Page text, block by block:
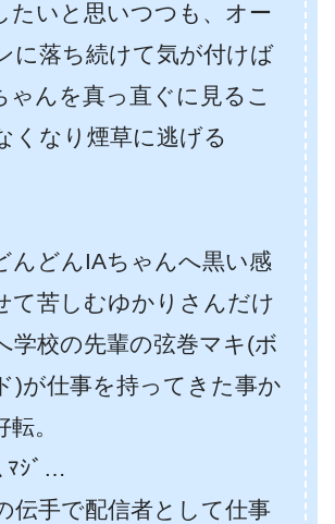
たいと思いつつも、オー
に落ち続けて気が付けば
ゃんを真っ直ぐに見るこ
くなり煙草に逃げる
んどんIAちゃんへ黒い感
て苦しむゆかりさんだけ
学校の先輩の弦巻マキ(ボ
)が仕事を持ってきた事か
。
ﾏｼﾞ…
伝手で配信者として仕事